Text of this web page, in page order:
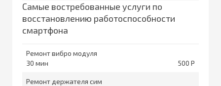
Самые востребованные услуги по
восстановлению работоспособности
смартфона
Ремонт вибро модуля
30
500
Ремонт держателя сим